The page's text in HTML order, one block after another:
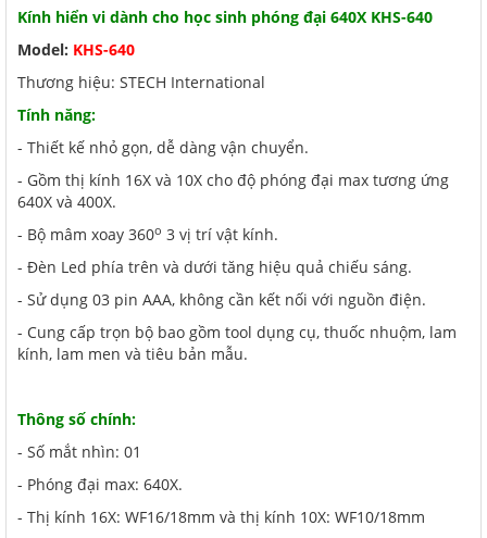
Kính hiển vi dành cho học sinh phóng đại 640X KHS-640
Model: KHS-640
Thương hiệu: STECH International
Tính năng:
- Thiết kế nhỏ gọn, dễ dàng vận chuyển.
- Gồm thị kính 16X và 10X cho độ phóng đại max tương ứng
640X và 400X.
- Bộ mâm xoay 360o 3 vị trí vật kính.
- Đèn Led phía trên và dưới tăng hiệu quả chiếu sáng.
- Sử dụng 03 pin AAA, không cần kết nối với nguồn điện.
- Cung cấp trọn bộ bao gồm tool dụng cụ, thuốc nhuộm, lam
kính, lam men và tiêu bản mẫu.
Thông số chính:
- Số mắt nhìn: 01
- Phóng đại max: 640X.
- Thị kính 16X: WF16/18mm và thị kính 10X: WF10/18mm